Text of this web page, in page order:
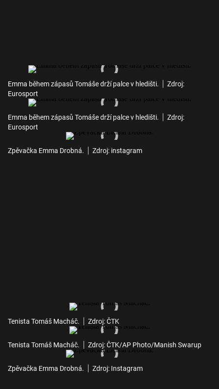
Emma během zápasů Tomáše drží palce v hledišti.
Zdroj:
Eurosport
Emma během zápasů Tomáše drží palce v hledišti.
Zdroj:
Eurosport
Zpěvačka Emma Drobná. Zdroj: instagram
Tenista Tomáš Macháč. Zdroj: ČTK
Tenista Tomáš Macháč. Zdroj: ČTK/AP Photo/Manish Swarup
Zpěvačka Emma Drobná. Zdroj: Instagram